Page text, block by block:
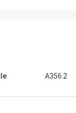
A356.2